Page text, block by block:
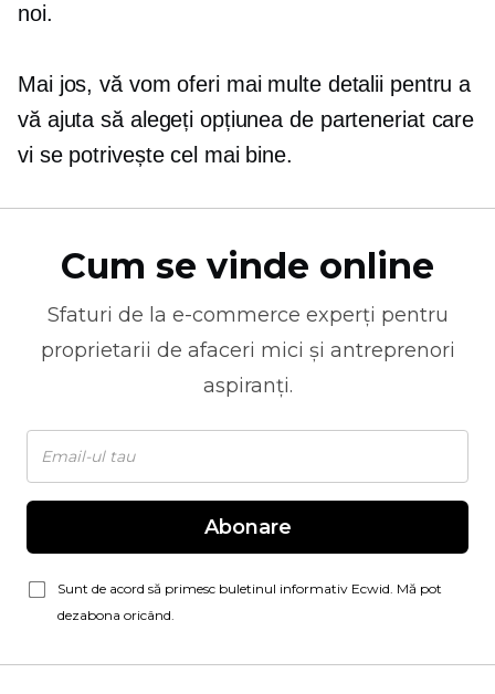
noi.
Mai jos, vă vom oferi mai multe detalii pentru a
vă ajuta să alegeți opțiunea de parteneriat care
vi se potrivește cel mai bine.
Cum se vinde online
Sfaturi de la e-commerce experți pentru
proprietarii de afaceri mici și antreprenori
aspiranți.
Abonare
Sunt de acord să primesc buletinul informativ Ecwid. Mă pot
dezabona oricând.